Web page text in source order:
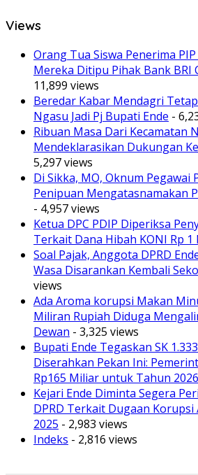
Views
Orang Tua Siswa Penerima
Mereka Ditipu Pihak Bank BRI
11,899 views
Beredar Kabar Mendagri
Ngasu Jadi Pj Bupati Ende -
Ribuan Masa Dari Kecamatan
Mendeklarasikan Dukungan
5,297 views
Di Sikka, MO, Oknum Pegawai
Penipuan Mengatasnamakan
- 4,957 views
Ketua DPC PDIP Diperiksa
Terkait Dana Hibah KONI Rp 1
Soal Pajak, Anggota DPRD
Wasa Disarankan Kembali
views
Ada Aroma korupsi Makan
Miliran Rupiah Diduga
Dewan - 3,325 views
Bupati Ende Tegaskan SK
Diserahkan Pekan Ini:
Rp165 Miliar untuk Tahun 2026
Kejari Ende Diminta Segera
DPRD Terkait Dugaan
2025 - 2,983 views
Indeks - 2,816 views